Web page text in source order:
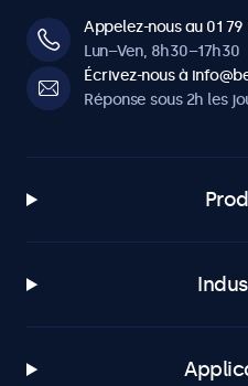
Appelez-nous au 01
Lun–Ven, 8h30–17h30
Écrivez-nous à
Réponse sous 2h les